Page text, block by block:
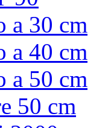
a 30 cm
a 40 cm
a 50 cm
50 cm